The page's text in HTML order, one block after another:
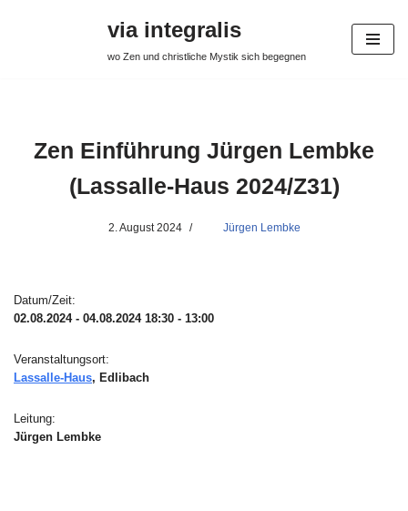
via integralis
wo Zen und christliche Mystik sich begegnen
Zen Einführung Jürgen Lembke
(Lassalle-Haus 2024/Z31)
2. August 2024 Jürgen Lembke
Datum/Zeit:
02.08.2024 - 04.08.2024 18:30 - 13:00
Veranstaltungsort:
Lassalle-Haus, Edlibach
Leitung:
Jürgen Lembke